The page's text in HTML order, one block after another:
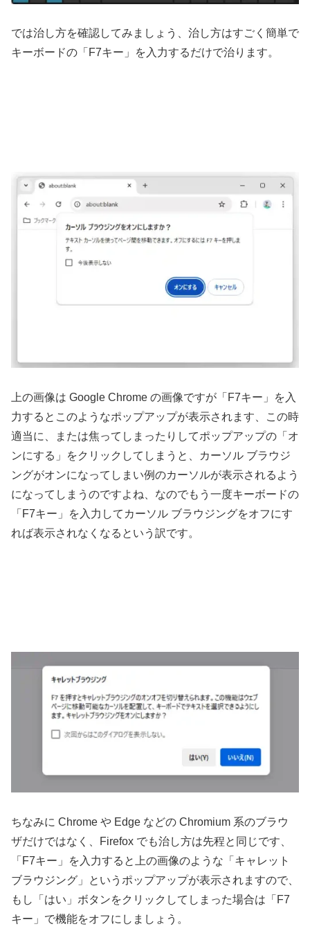
では治し方を確認してみましょう、治し方はすごく簡単で
キーボードの「F7キー」を入力するだけで治ります。
上の画像は Google Chrome の画像ですが「F7キー」を入
力するとこのようなポップアップが表示されます、この時
適当に、または焦ってしまったりしてポップアップの「オ
ンにする」をクリックしてしまうと、カーソル ブラウジ
ングがオンになってしまい例のカーソルが表示されるよう
になってしまうのですよね、なのでもう一度キーボードの
「F7キー」を入力してカーソル ブラウジングをオフにす
れば表示されなくなるという訳です。
ちなみに Chrome や Edge などの Chromium 系のブラウ
ザだけではなく、Firefox でも治し方は先程と同じです、
「F7キー」を入力すると上の画像のような「キャレット
ブラウジング」というポップアップが表示されますので、
もし「はい」ボタンをクリックしてしまった場合は「F7
キー」で機能をオフにしましょう。